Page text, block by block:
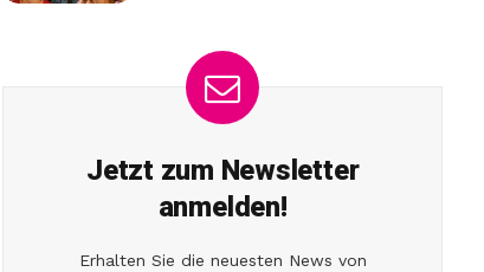
Jetzt zum Newsletter
anmelden!
Erhalten Sie die neuesten News von